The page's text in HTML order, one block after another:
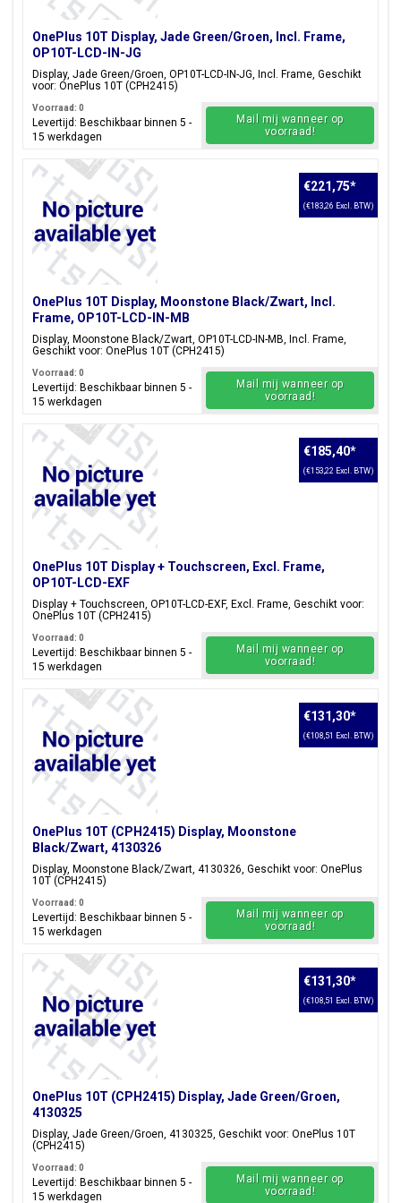
OnePlus 10T Display, Jade Green/Groen, Incl. Frame,
OP10T-LCD-IN-JG
Display, Jade Green/Groen, OP10T-LCD-IN-JG, Incl. Frame, Geschikt
voor: OnePlus 10T (CPH2415)
Voorraad: 0
Levertijd: Beschikbaar binnen 5 -
15 werkdagen
Mail mij wanneer op
voorraad!
OnePlus 10T Display, Moonstone Black/Zwart, Incl.
Frame, OP10T-LCD-IN-MB
Display, Moonstone Black/Zwart, OP10T-LCD-IN-MB, Incl. Frame,
Geschikt voor: OnePlus 10T (CPH2415)
€221,75*
(€183,26 Excl. BTW)
Voorraad: 0
Levertijd: Beschikbaar binnen 5 -
15 werkdagen
Mail mij wanneer op
voorraad!
OnePlus 10T Display + Touchscreen, Excl. Frame,
OP10T-LCD-EXF
Display + Touchscreen, OP10T-LCD-EXF, Excl. Frame, Geschikt voor:
OnePlus 10T (CPH2415)
€185,40*
(€153,22 Excl. BTW)
Voorraad: 0
Levertijd: Beschikbaar binnen 5 -
15 werkdagen
Mail mij wanneer op
voorraad!
OnePlus 10T (CPH2415) Display, Moonstone
Black/Zwart, 4130326
Display, Moonstone Black/Zwart, 4130326, Geschikt voor: OnePlus
10T (CPH2415)
€131,30*
(€108,51 Excl. BTW)
Voorraad: 0
Levertijd: Beschikbaar binnen 5 -
15 werkdagen
Mail mij wanneer op
voorraad!
OnePlus 10T (CPH2415) Display, Jade Green/Groen,
4130325
Display, Jade Green/Groen, 4130325, Geschikt voor: OnePlus 10T
(CPH2415)
€131,30*
(€108,51 Excl. BTW)
Voorraad: 0
Levertijd: Beschikbaar binnen 5 -
15 werkdagen
Mail mij wanneer op
voorraad!